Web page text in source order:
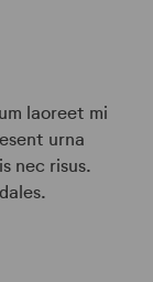
laoreet mi
urna
nec risus.